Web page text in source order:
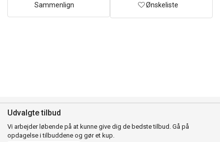
Sammenlign Ønskeliste
Udvalgte tilbud
Vi arbejder løbende på at kunne give dig de bedste tilbud. Gå på
opdagelse i tilbuddene og gør et kup.